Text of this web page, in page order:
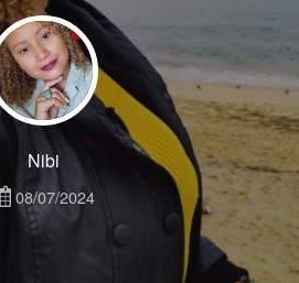
Nibi
08/07/2024